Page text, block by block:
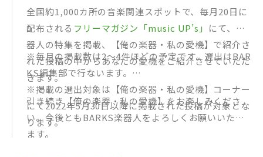
（例）練習嫌いさん 静岡県 21歳
（例）山田太郎さん 北区赤羽市 X歳
（4）説明・自慢トーク
※文章量問いません。エピソード／こだわり／自慢
ポイントなど、何でも構いません。パッションあふれ
る投稿をお待ちしております。
（5）写真
※最大5枚まで
全国約1,000カ所の音楽関連スポットで、毎月20日に
配布される フリーマガジン「music UP’s」 にて、楽
器人の特集を掲載、【俺の楽器・私の愛機】で紹介さ
れた投稿の中からあなたの愛機をご紹介させていただ
きます。
※毎月の掲載数は2～4件ほどの予定です。選出はBAR
KS編集部で行ないます。
※掲載の選出対象は【俺の楽器・私の愛機】コーナー
にて2022年5月30日以降に掲載された投稿が対象とな
ります。
引き続き【俺の楽器・私の愛機】をお楽しみくださ
い。今後ともBARKS楽器人をよろしくお願いいたし
ます。